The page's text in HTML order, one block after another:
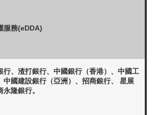
資者識別碼制度及場外證券交易匯報制度
服務(eDDA)
行、渣打銀行、中國銀行（香港）、中國工
中國建設銀行（亞洲）、招商銀行、 星展
隆銀行。